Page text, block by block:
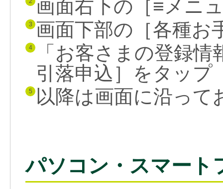
画面右下の［≡メニ
3 画面下部の［各種お
4
「お客さまの登録
引落申込］をタップ
5 以降は画面に沿って
パソコン・スマート